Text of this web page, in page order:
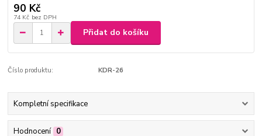
90 Kč
74 Kč bez DPH
Přidat do košíku
Číslo produktu: KDR-26
Kompletní specifikace
Hodnocení 0